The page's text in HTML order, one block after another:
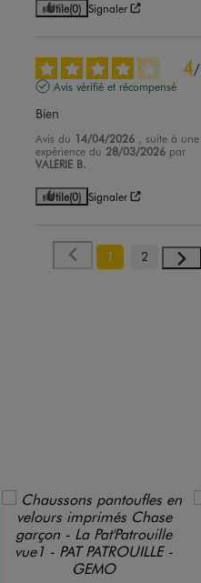
Utile(0) Signaler
4/
Avis vérifié et récompensé
Bien
Avis du 14/04/2026 , suite à une
expérience du 28/03/2026 par
VALERIE B.
Utile(0) Signaler
1 2